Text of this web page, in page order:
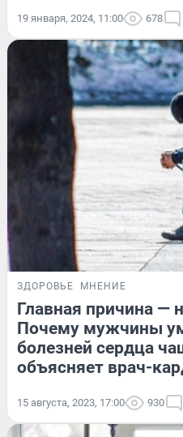
19 января, 2024, 11:00 678
ЗДОРОВЬЕ МНЕНИЕ
Главная причина —
Почему мужчины
болезней сердца
объясняет врач-
15 августа, 2023, 17:00 930